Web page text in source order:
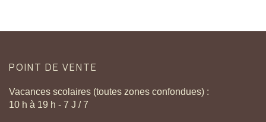
POINT DE VENTE
Vacances scolaires (toutes zones confondues) :
10 h à 19 h - 7 J / 7